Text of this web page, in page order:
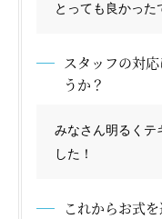
とっても良かった
スタッフの対
うか？
みなさん明るくテ
した！
これからお式